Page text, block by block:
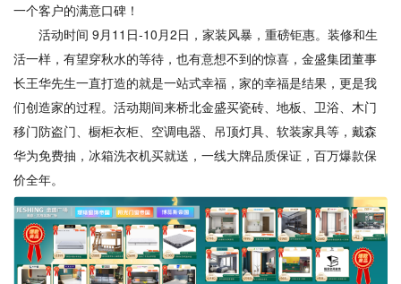
一个客户的满意口碑！
活动时间 9月11日-10月2日，家装风暴，重磅钜惠。装修和生
活一样，有望穿秋水的等待，也有意想不到的惊喜，金盛集团董事
长王华先生一直打造的就是一站式幸福，家的幸福是结果，更是我
们创造家的过程。活动期间来桥北金盛买瓷砖、地板、卫浴、木门
移门防盗门、橱柜衣柜、空调电器、吊顶灯具、软装家具等，戴森
华为免费抽，冰箱洗衣机买就送，一线大牌品质保证，百万爆款保
价全年。